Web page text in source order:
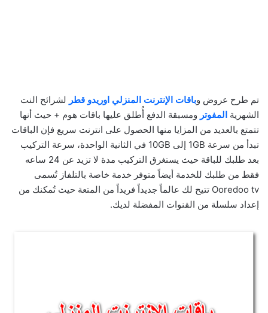
تم طرح عروض وباقات الإنترنت المنزلي اوريدو قطر لشرائح النت
الشهرية المفوتر ومسبقة الدفع أُطلق عليها باقات هوم + حيث أنها
تتمتع بالعديد من المزايا منها الحصول على انترنت سريع فإن الباقات
تبدأ من سرعة 1GB إلى 10GB في الثانية الواحدة، سرعة التركيب
بعد طلبك للباقة حيث يستغرق التركيب مدة لا تزيد عن 24 ساعه
فقط من طلبك للخدمة أيضاً متوفر خدمة خاصة بالتلفاز تُسمى
Ooredoo tv تتيح لك عالماً جديداً فريداً من المتعة حيث تُمكنك من
إعداد سلسلة من القنوات المفضلة لديك.